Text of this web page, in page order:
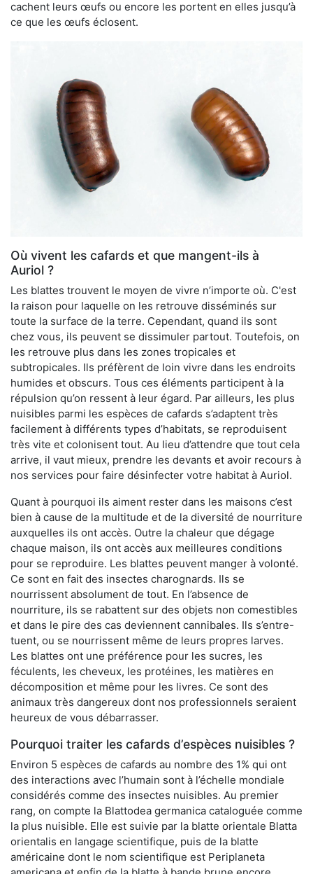
cachent leurs œufs ou encore les portent en elles jusqu’à
ce que les œufs éclosent.
Où vivent les cafards et que mangent-ils à
Auriol ?
Les blattes trouvent le moyen de vivre n’importe où. C'est
la raison pour laquelle on les retrouve disséminés sur
toute la surface de la terre. Cependant, quand ils sont
chez vous, ils peuvent se dissimuler partout. Toutefois, on
les retrouve plus dans les zones tropicales et
subtropicales. Ils préfèrent de loin vivre dans les endroits
humides et obscurs. Tous ces éléments participent à la
répulsion qu’on ressent à leur égard. Par ailleurs, les plus
nuisibles parmi les espèces de cafards s’adaptent très
facilement à différents types d’habitats, se reproduisent
très vite et colonisent tout. Au lieu d’attendre que tout cela
arrive, il vaut mieux, prendre les devants et avoir recours à
nos services pour faire désinfecter votre habitat à Auriol.
Quant à pourquoi ils aiment rester dans les maisons c’est
bien à cause de la multitude et de la diversité de nourriture
auxquelles ils ont accès. Outre la chaleur que dégage
chaque maison, ils ont accès aux meilleures conditions
pour se reproduire. Les blattes peuvent manger à volonté.
Ce sont en fait des insectes charognards. Ils se
nourrissent absolument de tout. En l’absence de
nourriture, ils se rabattent sur des objets non comestibles
et dans le pire des cas deviennent cannibales. Ils s’entre-
tuent, ou se nourrissent même de leurs propres larves.
Les blattes ont une préférence pour les sucres, les
féculents, les cheveux, les protéines, les matières en
décomposition et même pour les livres. Ce sont des
animaux très dangereux dont nos professionnels seraient
heureux de vous débarrasser.
Pourquoi traiter les cafards d’espèces nuisibles ?
Environ 5 espèces de cafards au nombre des 1% qui ont
des interactions avec l’humain sont à l’échelle mondiale
considérés comme des insectes nuisibles. Au premier
rang, on compte la Blattodea germanica cataloguée comme
la plus nuisible. Elle est suivie par la blatte orientale Blatta
orientalis en langage scientifique, puis de la blatte
américaine dont le nom scientifique est Periplaneta